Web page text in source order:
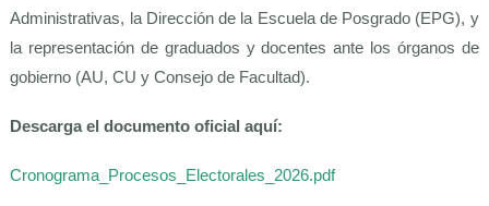
Administrativas, la Dirección de la Escuela de Posgrado (EPG), y
la representación de graduados y docentes ante los órganos de
gobierno (AU, CU y Consejo de Facultad).
Descarga el documento oficial aquí:
Cronograma_Procesos_Electorales_2026.pdf